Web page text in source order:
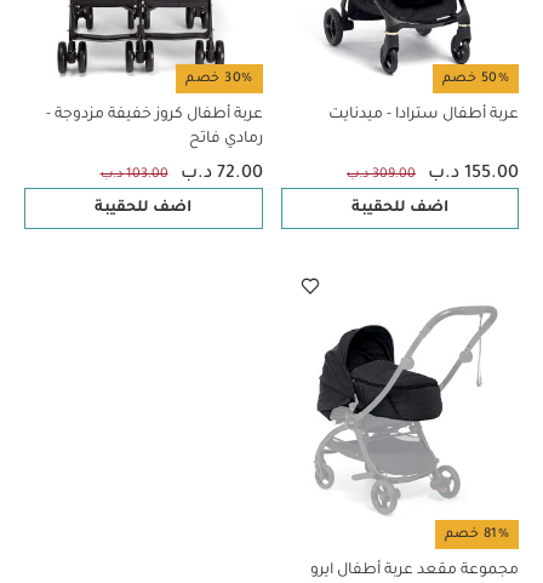
50% خصم
عربة أطفال سترادا - ميدنايت
155.00 د.ب 309.00 د.ب
اضف للحقيبة
30% خصم
عربة أطفال كروز خفيفة مزدوجة -
رمادي فاتح
72.00 د.ب 103.00 د.ب
اضف للحقيبة
81% خصم
مجموعة مقعد عربة أطفال ايرو